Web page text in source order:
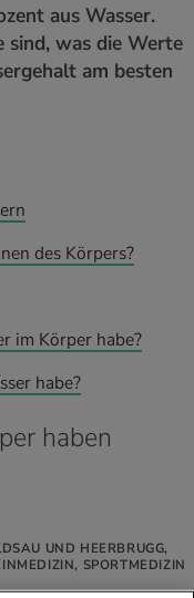
aus Wasser.
sind, was die Werte
am besten
des Körpers?
im Körper habe?
habe?
haben
UND HEERBRUGG,
SPORTMEDIZIN